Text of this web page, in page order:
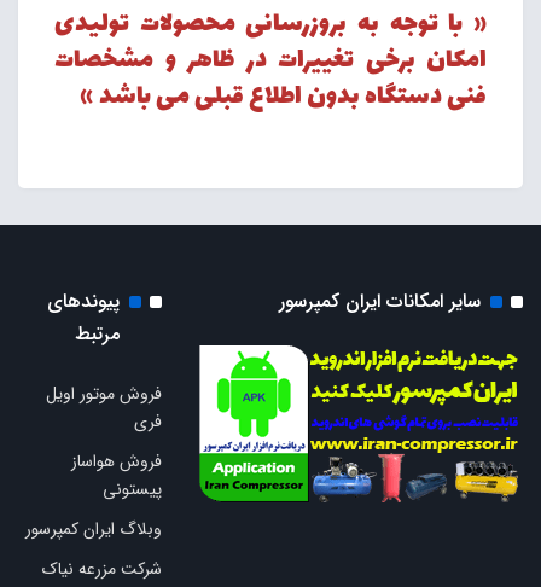
« با توجه به بروزرسانی محصولات تولیدی
امکان برخی تغییرات در ظاهر و مشخصات
فنی دستگاه بدون اطلاع قبلی می باشد »
سایر امکانات ایران کمپرسور
پیوندهای
مرتبط
فروش موتور اویل
فری
فروش هواساز
پیستونی
وبلاگ ایران کمپرسور
شرکت مزرعه نیاک